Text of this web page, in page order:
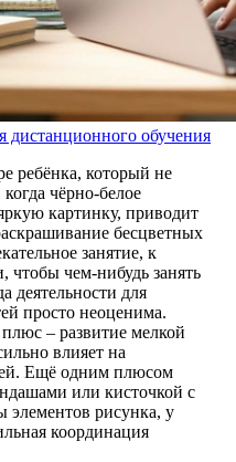
дистанционного обучения
ребёнка, который не
чёрно-белое
картинку, приводит
бесцветных
занятие, к
чтобы чем-нибудь занять
деятельности для
просто неоценима.
– развитие мелкой
влияет на
Ещё одним плюсом
или кисточкой с
элементов рисунка, у
координация